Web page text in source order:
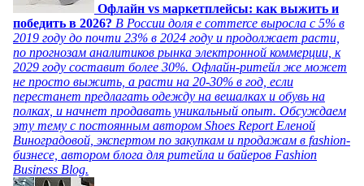
Офлайн vs маркетплейсы: как выжить и
победить в 2026? В России доля e commerce выросла с 5% в
2019 году до почти 23% в 2024 году и продолжает расти,
по прогнозам аналитиков рынка электронной коммерции, к
2029 году составит более 30%. Офлайн-ритейл же может
не просто выжить, а расти на 20-30% в год, если
перестанет предлагать одежду на вешалках и обувь на
полках, и начнет продавать уникальный опыт. Обсуждаем
эту тему с постоянным автором Shoes Report Еленой
Виноградовой, экспертом по закупкам и продажам в fashion-
бизнесе, автором блога для ритейла и байеров Fashion
Business Blog.